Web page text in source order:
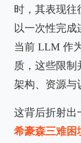
时，其表现往
以一次性完
当前 LLM 作
质，这些限
架构、资源与
这背后折射出
希豪森三难困